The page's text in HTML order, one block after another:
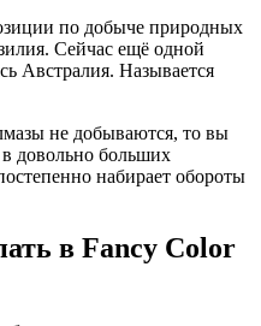
по добыче природных
Сейчас ещё одной
Австралия. Называется
не добываются, то вы
довольно больших
набирает обороты
в Fancy Color